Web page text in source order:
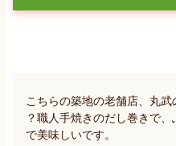
こちらの築地の老舗店、丸
？職人手焼きのだし巻きで
で美味しいです。